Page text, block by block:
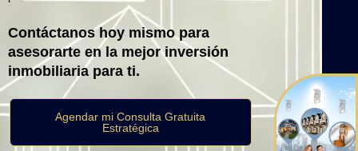
Contáctanos hoy mismo para
asesorarte en la mejor inversión
inmobiliaria para ti.
Agendar mi Consulta Gratuita
Estratégica